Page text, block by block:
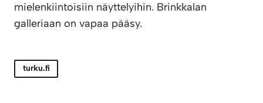
mielenkiintoisiin näyttelyihin. Brinkkalan
galleriaan on vapaa pääsy.
turku.fi